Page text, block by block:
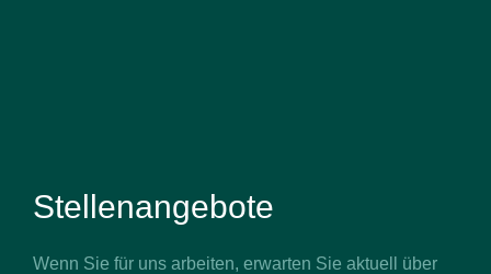
Stellenangebote
Wenn Sie für uns arbeiten, erwarten Sie aktuell über